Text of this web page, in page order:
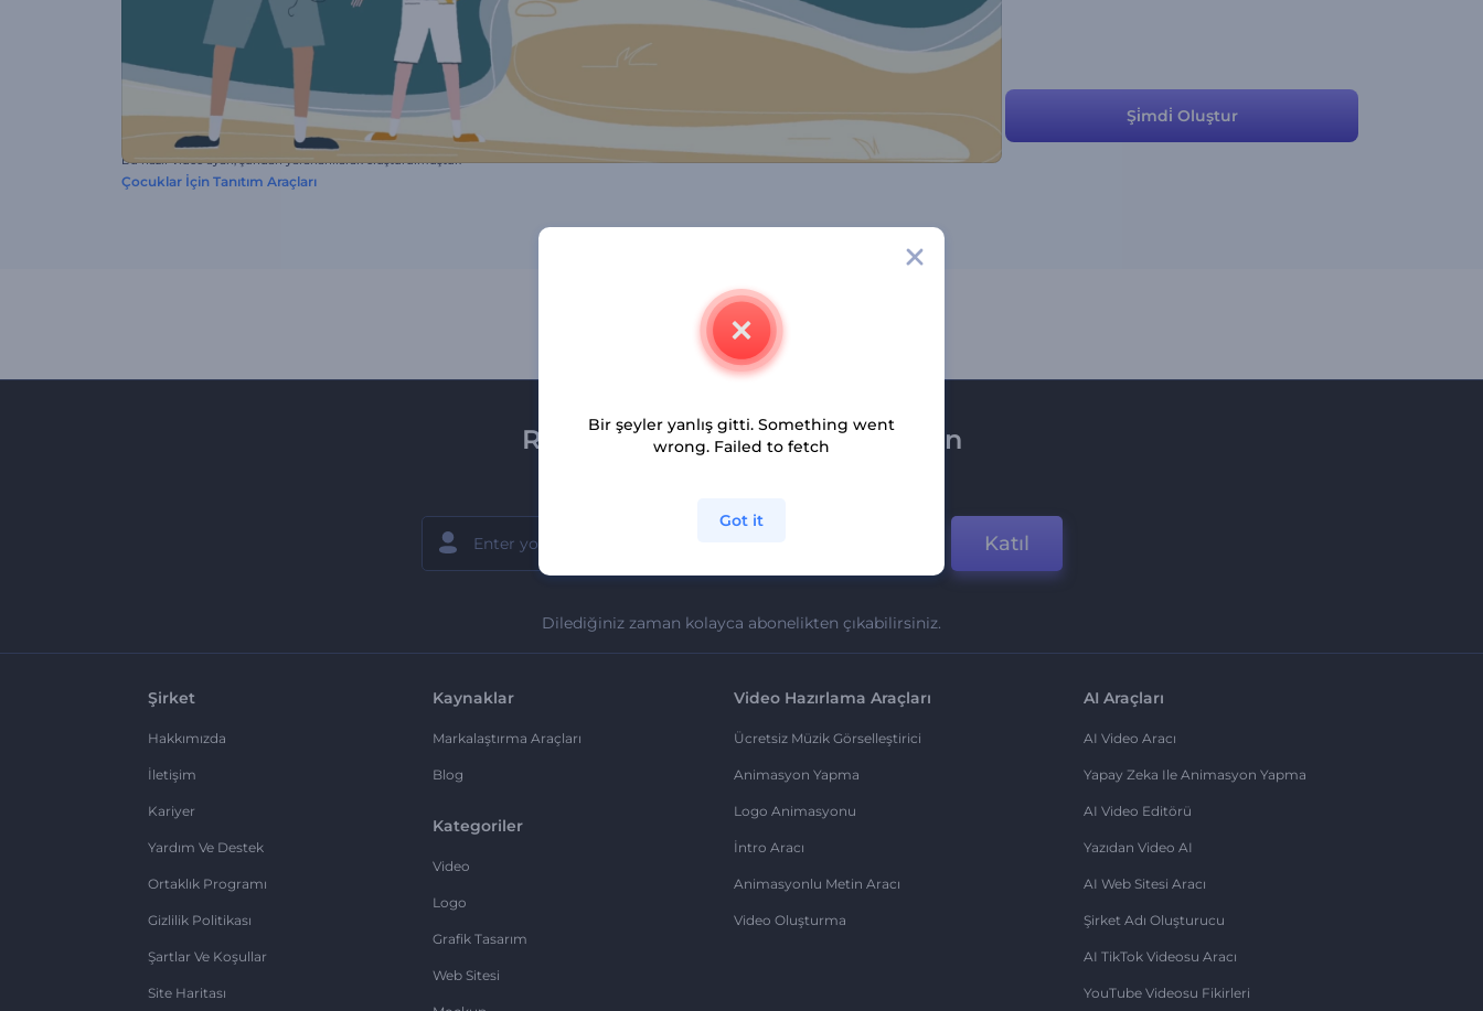
Şi̇mdi̇ Oluştur
Bu hazır video ayarı, şundan yararlanılarak oluşturulmuştur:
Çocuklar İçin Tanıtım Araçları
Renderforest bültenine üye olun
Katıl
Dilediğiniz zaman kolayca abonelikten çıkabilirsiniz.
Şirket
Hakkımızda
İletişim
Kariyer
Yardım Ve Destek
Ortaklık Programı
Gizlilik Politikası
Şartlar Ve Koşullar
Site Haritası
Kaynaklar
Markalaştırma Araçları
Blog
Kategoriler
Video
Logo
Grafik Tasarım
Web Sitesi
Video Hazırlama Araçları
Ücretsiz Müzik Görselleştirici
Animasyon Yapma
Logo Animasyonu
İntro Aracı
Animasyonlu Metin Aracı
Video Oluşturma
AI Araçları
AI Video Aracı
Yapay Zeka Ile Animasyon Yapma
AI Video Editörü
Yazıdan Video AI
AI Web Sitesi Aracı
Şirket Adı Oluşturucu
AI TikTok Videosu Aracı
YouTube Videosu Fikirleri
Bir şeyler yanlış gitti. Something went
wrong. Failed to fetch
Got it